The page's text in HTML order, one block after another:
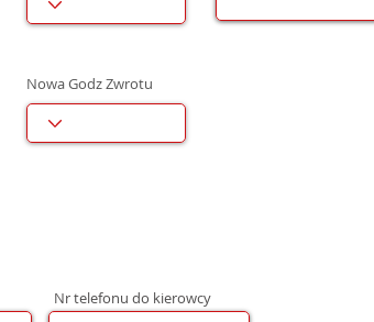
Nowa Godz Zwrotu
Nr telefonu do kierowcy